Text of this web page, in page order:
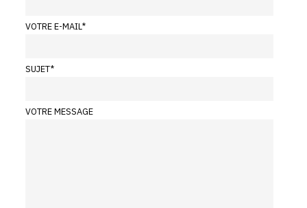
VOTRE E-MAIL*
SUJET*
VOTRE MESSAGE